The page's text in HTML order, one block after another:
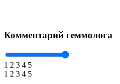
Комментарий геммолога
1 2 3 4 5
1 2 3 4 5